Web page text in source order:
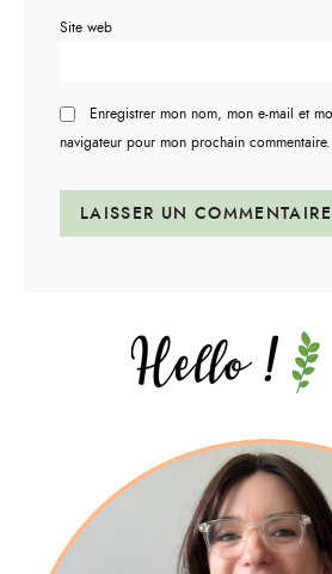
Site web
Enregistrer mon nom, mon e-mail et
navigateur pour mon prochain commentaire.